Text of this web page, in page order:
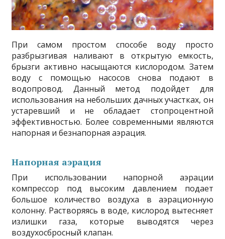
При самом простом способе воду просто
разбрызгивая наливают в открытую емкость,
брызги активно насыщаются кислородом. Затем
воду с помощью насосов снова подают в
водопровод. Данный метод подойдет для
использования на небольших дачных участках, он
устаревший и не обладает стопроцентной
эффективностью. Более современными являются
напорная и безнапорная аэрация.
Напорная аэрация
При использовании напорной аэрации
компрессор под высоким давлением подает
большое количество воздуха в аэрационную
колонну. Растворяясь в воде, кислород вытесняет
излишки газа, которые выводятся через
воздухосбросный клапан.